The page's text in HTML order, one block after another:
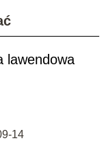
lawendowa
14